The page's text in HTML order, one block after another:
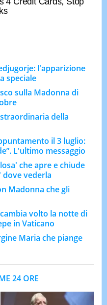
l'apparizione
speciale
sulla Madonna di
della
il 3 luglio:
L'ultimo messaggio
che apre e chiude
dove vederla
Madonna che gli
volto la notte di
in Vaticano
Maria che piange
24 ORE